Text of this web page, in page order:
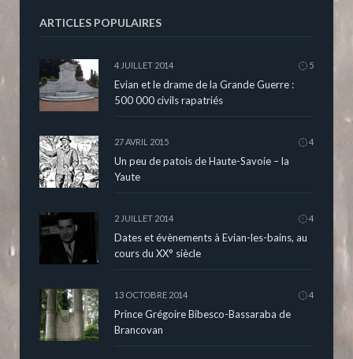
ARTICLES POPULAIRES
4 JUILLET 2014 5
Evian et le drame de la Grande Guerre :
500 000 civils rapatriés
27 AVRIL 2015 4
Un peu de patois de Haute-Savoie – la
Yaute
2 JUILLET 2014 4
Dates et évènements à Evian-les-bains, au
cours du XX° siècle
13 OCTOBRE 2014 4
Prince Grégoire Bibesco-Bassaraba de
Brancovan